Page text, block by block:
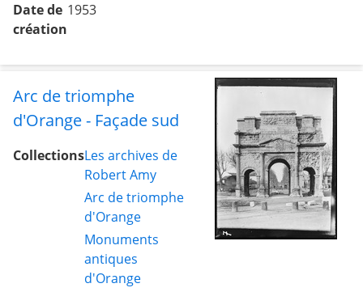
Date de
création
1953
Arc de triomphe
d'Orange - Façade sud
CollectionsLes archives de
Robert Amy
Arc de triomphe
d'Orange
Monuments
antiques
d'Orange